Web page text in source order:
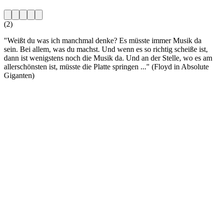
(2)
"Weißt du was ich manchmal denke? Es müsste immer Musik da
sein. Bei allem, was du machst. Und wenn es so richtig scheiße ist,
dann ist wenigstens noch die Musik da. Und an der Stelle, wo es am
allerschönsten ist, müsste die Platte springen ..." (Floyd in Absolute
Giganten)